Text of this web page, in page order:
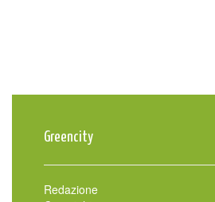
Greencity
Redazione